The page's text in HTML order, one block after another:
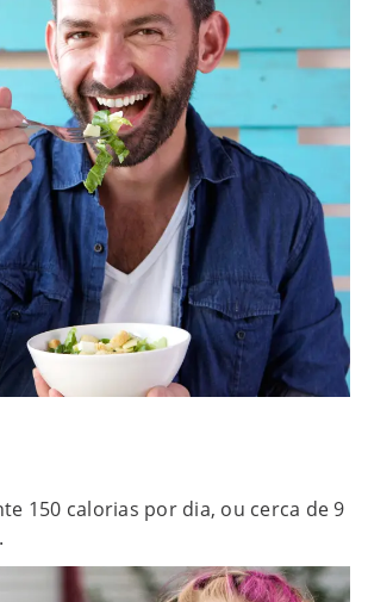
150 calorias por dia, ou cerca de 9